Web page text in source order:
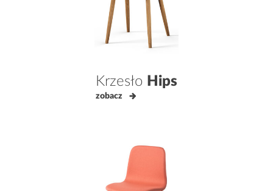
Krzesło Hips
zobacz